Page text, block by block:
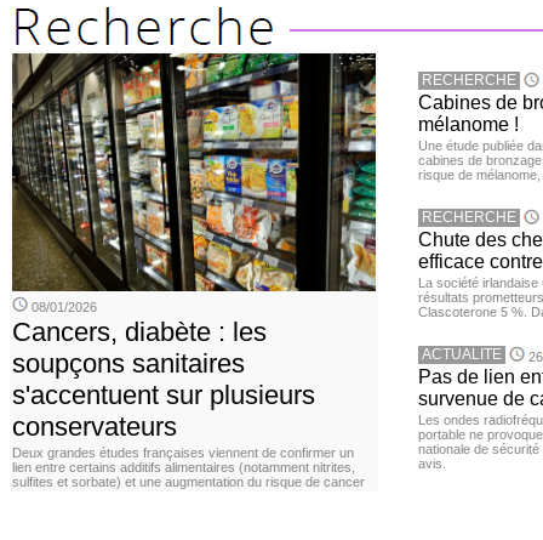
08/01/2026
Cancers, diabète : les
soupçons sanitaires
s'accentuent sur plusieurs
conservateurs
Deux grandes études françaises viennent de confirmer un
lien entre certains additifs alimentaires (notamment nitrites,
sulfites et sorbate) et une augmentation du risque de cancer
RECHERCHE
Cabines de
mélanome !
Une étude publiée
cabines de
risque de
RECHERCHE
Chute des
efficace
La société
résultats
Clascoterone 5 %.
ACTUALITE
Pas de lien
survenue de
Les ondes
portable ne
nationale de
avis.